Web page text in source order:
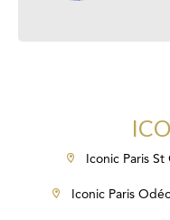
Iconic Paris
Iconic Paris